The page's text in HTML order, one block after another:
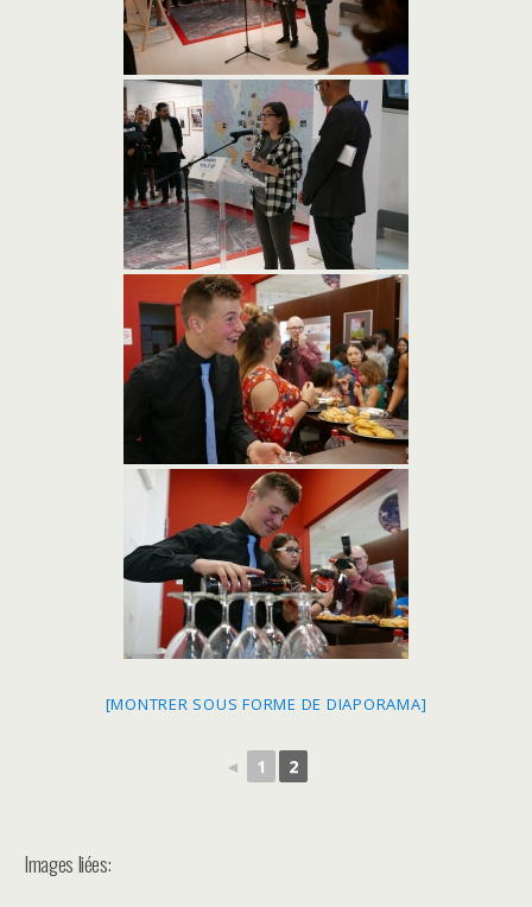
[MONTRER SOUS FORME DE DIAPORAMA]
◄ 1 2
Images liées: